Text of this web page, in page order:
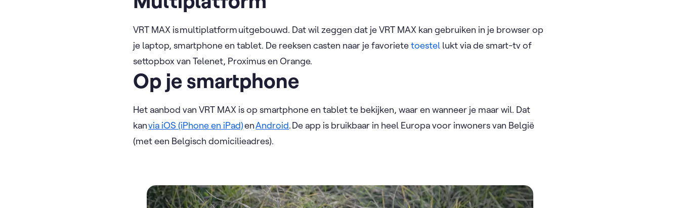
VRT MAX is multiplatform uitgebouwd. Dat wil zeggen dat je VRT MAX kan gebruiken in je browser op
je laptop, smartphone en tablet. De reeksen casten naar je favorietetoestel lukt via de smart-tv of
settopbox van Telenet, Proximus en Orange.
Op je smartphone
Het aanbod van VRT MAX is op smartphone en tablet te bekijken, waar en wanneer je maar wil. Dat
kanvia iOS (iPhone en iPad)enAndroid. De app is bruikbaar in heel Europa voor inwoners van België
(met een Belgisch domicilieadres).